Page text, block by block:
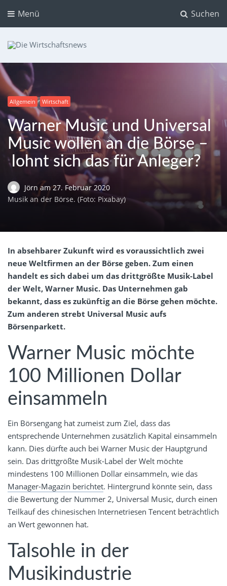
Suchen
Menü
Dein Ratgeber für Aktien und Kryptowährungen
Allgemein Wirtschaft
Warner Music und Universal
Music wollen an die Börse –
lohnt sich das für Anleger?
Jörnam 27. Februar 2020
Musik an der Börse. (Foto: Pixabay)
In absehbarer Zukunft wird es voraussichtlich zwei
neue Weltfirmen an der Börse geben. Zum einen
handelt es sich dabei um das drittgrößte Musik-Label
der Welt, Warner Music. Das Unternehmen gab
bekannt, dass es zukünftig an die Börse gehen möchte.
Zum anderen strebt Universal Music aufs
Börsenparkett.
Warner Music möchte
100 Millionen Dollar
einsammeln
Ein Börsengang hat zumeist zum Ziel, dass das
entsprechende Unternehmen zusätzlich Kapital einsammeln
kann. Dies dürfte auch bei Warner Music der Hauptgrund
sein. Das drittgrößte Musik-Label der Welt möchte
mindestens 100 Millionen Dollar einsammeln, wie das
Manager-Magazin berichtet. Hintergrund könnte sein, dass
die Bewertung der Nummer 2, Universal Music, durch einen
Teilkauf des chinesischen Internetriesen Tencent beträchtlich
an Wert gewonnen hat.
Talsohle in der
Musikindustrie